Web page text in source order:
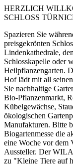
HERZLICH
SCHLOSS
Spazieren Sie
preisgekrönten
Lindenkathedrale,
Schlosskapelle oder
Heilpflanzengarten.
Hof lädt mit all
Sie nachhaltige
Bio-Pflanzenmarkt,
Kübelgewächse,
ökologischen
Manufakturen. Bitte
Biogartenmesse die
eine Woche vor dem
Aussteller. Der
zu "Kleine Tiere auf